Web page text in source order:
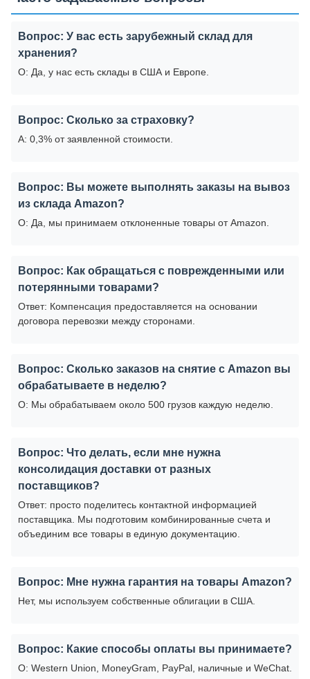
Вопрос: У вас есть зарубежный склад для
хранения?
О: Да, у нас есть склады в США и Европе.
Вопрос: Сколько за страховку?
A: 0,3% от заявленной стоимости.
Вопрос: Вы можете выполнять заказы на вывоз
из склада Amazon?
О: Да, мы принимаем отклоненные товары от Amazon.
Вопрос: Как обращаться с поврежденными или
потерянными товарами?
Ответ: Компенсация предоставляется на основании
договора перевозки между сторонами.
Вопрос: Сколько заказов на снятие с Amazon вы
обрабатываете в неделю?
О: Мы обрабатываем около 500 грузов каждую неделю.
Вопрос: Что делать, если мне нужна
консолидация доставки от разных
поставщиков?
Ответ: просто поделитесь контактной информацией
поставщика. Мы подготовим комбинированные счета и
объединим все товары в единую документацию.
Вопрос: Мне нужна гарантия на товары Amazon?
Нет, мы используем собственные облигации в США.
Вопрос: Какие способы оплаты вы принимаете?
О: Western Union, MoneyGram, PayPal, наличные и WeChat.